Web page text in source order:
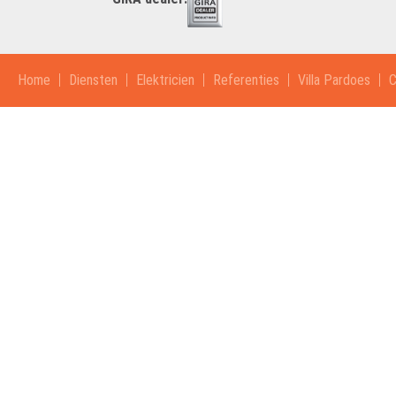
Home Diensten Elektricien Referenties Villa Pardoes